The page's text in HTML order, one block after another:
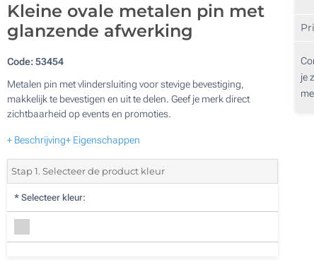
Kleine ovale metalen pin met
glanzende afwerking
Code:53454
Metalen pin met vlindersluiting voor stevige bevestiging,
makkelijk te bevestigen en uit te delen. Geef je merk direct
zichtbaarheid op events en promoties.
+ Beschrijving+ Eigenschappen
Stap 1. Selecteer de product kleur
* Selecteer kleur:
je